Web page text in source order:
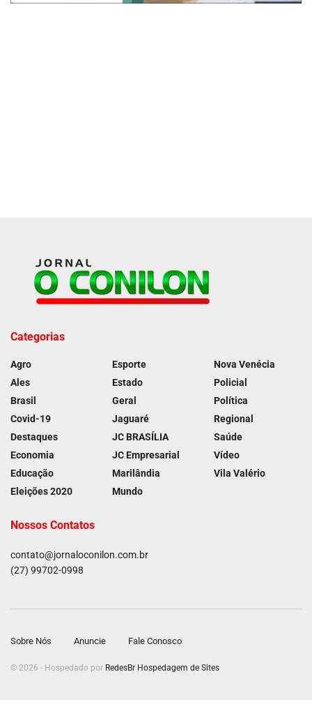
Categorias
Agro
Ales
Brasil
Covid-19
Destaques
Economia
Educação
Eleições 2020
Esporte
Estado
Geral
Jaguaré
JC BRASÍLIA
JC Empresarial
Marilândia
Mundo
Nova Venécia
Policial
Política
Regional
Saúde
Vídeo
Vila Valério
Nossos Contatos
contato@jornaloconilon.com.br
(27) 99702-0998
Sobre Nós Anuncie Fale Conosco
© 2026 - Hospedado por RedesBr Hospedagem de Sites